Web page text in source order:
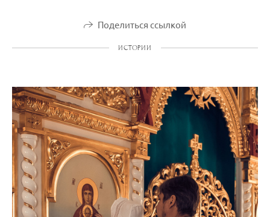
Поделиться ссылкой
ИСТОРИИ